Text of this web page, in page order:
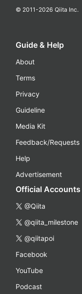
© 2011-2026 Qiita Inc.
Guide & Help
About
Terms
Privacy
Guideline
Media Kit
Feedback/Requests
Help
Advertisement
Official Accounts
@Qiita
@qiita_milestone
@qiitapoi
Facebook
YouTube
Podcast